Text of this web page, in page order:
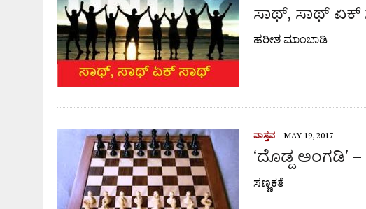
ಸಾಥ್, ಸಾಥ್ ಏಕ್
ಹರೀಶ ಮಾಂಬಾಡಿ
ವಾಸ್ತವ MAY 19, 2017
‘ದೊಡ್ದ ಅಂಗಡಿ’ –
ಸಣ್ಣಕತೆ